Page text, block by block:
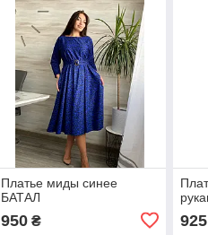
Платье миды синее
БАТАЛ
950₴ 925